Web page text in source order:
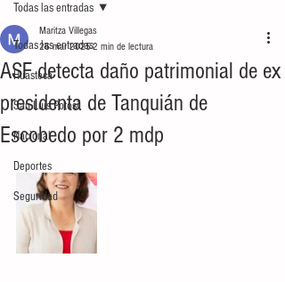
Todas las entradas
Huasteca
San Luis Potosí
Nacional
Deportes
Seguridad
Todas las entradas
ASF detecta daño patrimonial de ex
presidenta de Tanquián de
Escobedo por 2 mdp
Maritza Villegas
26 mar 20252 min de lectura